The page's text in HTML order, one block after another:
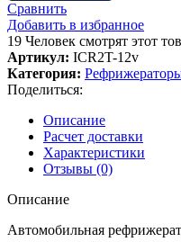
Сравнить
Добавить в избранное
19 Человек смотрят этот
Артикул: ICR2T-12v
Категория:
Поделиться:
Описание
Расчет доставки
Характеристики
Отзывы (0)
Описание
Автомобильная